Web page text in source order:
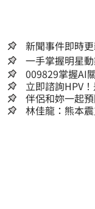
新聞事件即時
009829掌握AI
立即諮詢HPV
嫌晚！
伴侶和妳一起
林佳龍：熊本